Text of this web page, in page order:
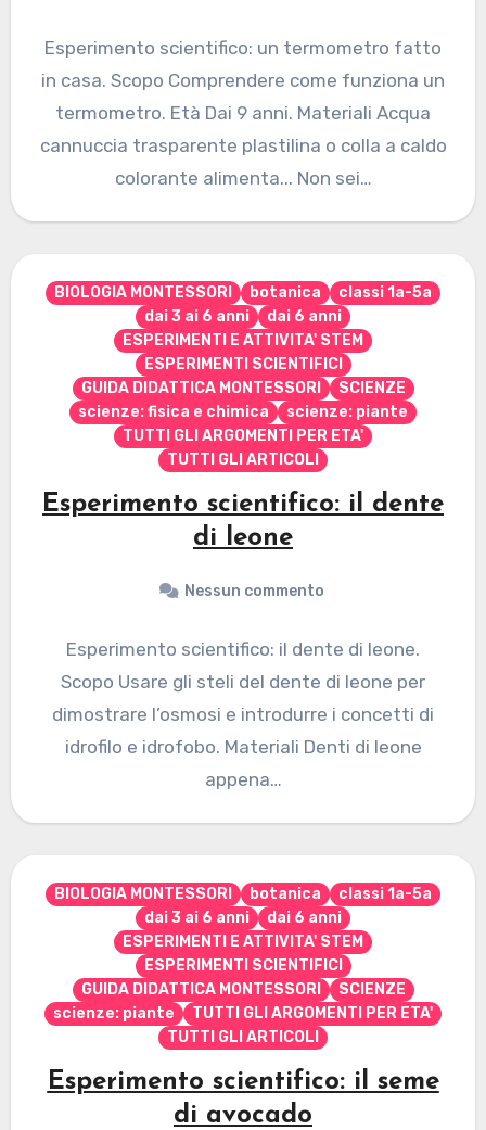
Esperimento scientifico: un termometro fatto
in casa. Scopo Comprendere come funziona un
termometro. Età Dai 9 anni. Materiali Acqua
cannuccia trasparente plastilina o colla a caldo
colorante alimenta... Non sei…
BIOLOGIA MONTESSORI botanica
classi 1a-5a
dai 3 ai 6 anni
dai 6 anni
ESPERIMENTI E ATTIVITA' STEM
ESPERIMENTI SCIENTIFICI
GUIDA DIDATTICA MONTESSORI
SCIENZE
scienze: fisica e chimica
scienze: piante
TUTTI GLI ARGOMENTI PER ETA'
TUTTI GLI ARTICOLI
Esperimento scientifico: il dente
di leone
Nessun commento
Esperimento scientifico: il dente di leone.
Scopo Usare gli steli del dente di leone per
dimostrare l’osmosi e introdurre i concetti di
idrofilo e idrofobo. Materiali Denti di leone
appena…
BIOLOGIA MONTESSORI botanica
classi 1a-5a
dai 3 ai 6 anni
dai 6 anni
ESPERIMENTI E ATTIVITA' STEM
ESPERIMENTI SCIENTIFICI
GUIDA DIDATTICA MONTESSORI
SCIENZE
scienze: piante
TUTTI GLI ARGOMENTI PER ETA'
TUTTI GLI ARTICOLI
Esperimento scientifico: il seme
di avocado